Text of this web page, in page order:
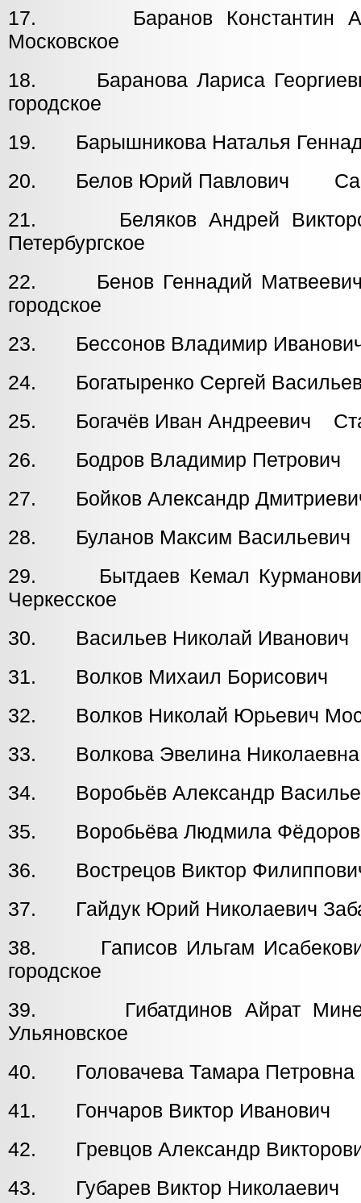
17. Баранов Константин
Московское
18. Баранова Лариса
городское
19. Барышникова Наталья
20. Белов Юрий Павлович
21. Беляков Андрей
Петербургское
22. Бенов Геннадий
городское
23. Бессонов Владимир
24. Богатыренко Сергей
25. Богачёв Иван Андреевич
26. Бодров Владимир
27. Бойков Александр
28. Буланов Максим
29. Бытдаев Кемал
Черкесское
30. Васильев Николай
31. Волков Михаил
32. Волков Николай Юрьевич
33. Волкова Эвелина
34. Воробьёв Александр
35. Воробьёва Людмила
36. Вострецов Виктор
37. Гайдук Юрий Николаевич
38. Гаписов Ильгам
городское
39. Гибатдинов Айрат
Ульяновское
40. Головачева Тамара
41. Гончаров Виктор
42. Гревцов Александр
43. Губарев Виктор